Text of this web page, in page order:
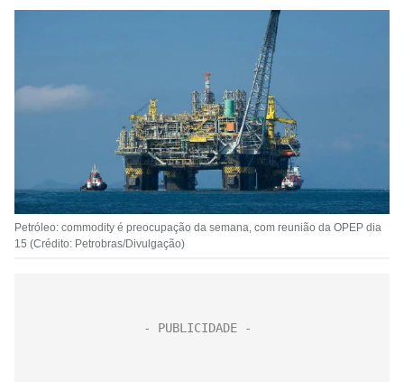
Petróleo: commodity é preocupação da semana, com reunião da OPEP dia
15 (Crédito: Petrobras/Divulgação)